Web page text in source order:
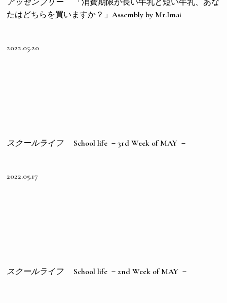
アッセンブリー
「消費期限が長い牛乳と短い牛乳、あな
たはどちらを買いますか？」Assembly by Mr.Imai
2022.05.20
スクールライフ School life －3rd Week of MAY －
2022.05.17
スクールライフ School life －2nd Week of MAY －